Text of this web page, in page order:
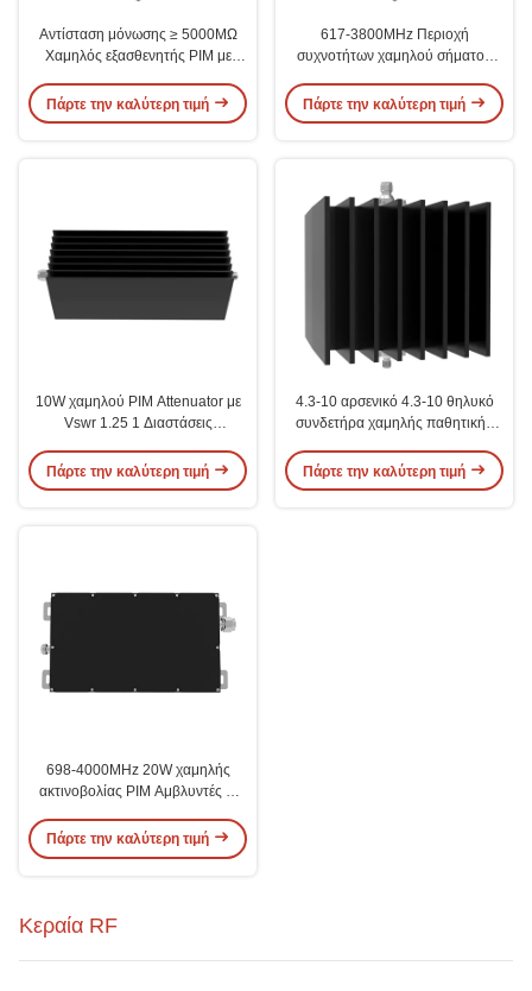
Αντίσταση μόνωσης ≥ 5000MΩ
Χαμηλός εξασθενητής PIM με
χαρτόνι
Πάρτε την καλύτερη τιμή
617-3800MHz Περιοχή
συχνοτήτων χαμηλού σήματος
10W/20W
Πάρτε την καλύτερη τιμή
10W χαμηλού PIM Attenuator με
Vswr 1.25 1 Διαστάσεις
απαιτήσεις υψηλής ισχύος
Πάρτε την καλύτερη τιμή
4.3-10 αρσενικό 4.3-10 θηλυκό
συνδετήρα χαμηλής παθητικής
χώρους
Πάρτε την καλύτερη τιμή
698-4000MHz 20W χαμηλής
ακτινοβολίας PIM Αμβλυντές N
εσωτερικά εξωτερικά
Πάρτε την καλύτερη τιμή
Κεραία RF